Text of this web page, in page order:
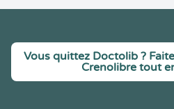
Vous quittez Doctolib ?
Crenolibre tout